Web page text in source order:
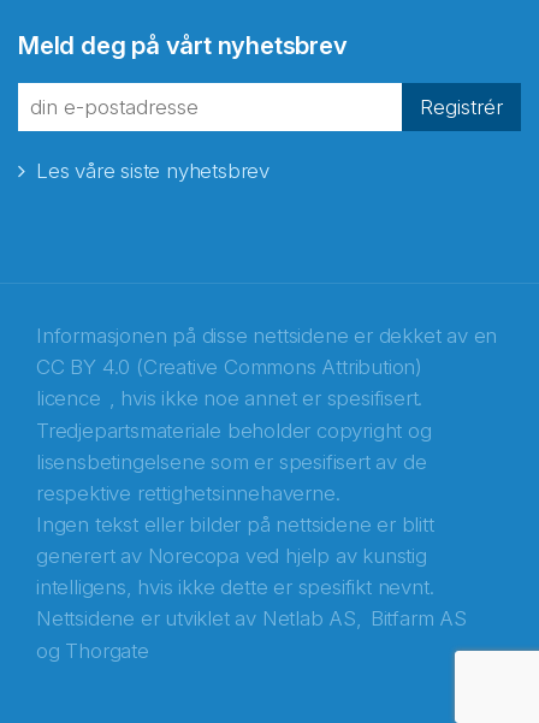
Meld deg på vårt nyhetsbrev
Registrér
Les våre siste nyhetsbrev
Informasjonen på disse nettsidene er dekket av en
CC BY 4.0 (Creative Commons Attribution)
licence , hvis ikke noe annet er spesifisert.
Tredjepartsmateriale beholder copyright og
lisensbetingelsene som er spesifisert av de
respektive rettighetsinnehaverne.
Ingen tekst eller bilder på nettsidene er blitt
generert av Norecopa ved hjelp av kunstig
intelligens, hvis ikke dette er spesifikt nevnt.
Nettsidene er utviklet av Netlab AS, Bitfarm AS
og Thorgate
Abonnér på nyhetsbrevene fra Norecopa
E-post*
Recaptcha